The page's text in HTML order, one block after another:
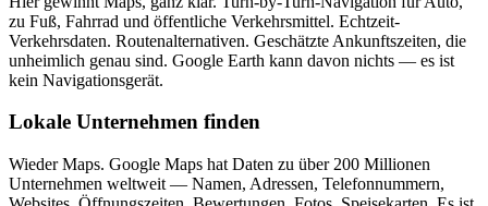
zu Fuß, Fahrrad und öffentliche Verkehrsmittel. Echtzeit-
Verkehrsdaten. Routenalternativen. Geschätzte Ankunftszeiten, die
unheimlich genau sind. Google Earth kann davon nichts — es ist
kein Navigationsgerät.
Lokale Unternehmen finden
Wieder Maps. Google Maps hat Daten zu über 200 Millionen
Unternehmen weltweit — Namen, Adressen, Telefonnummern,